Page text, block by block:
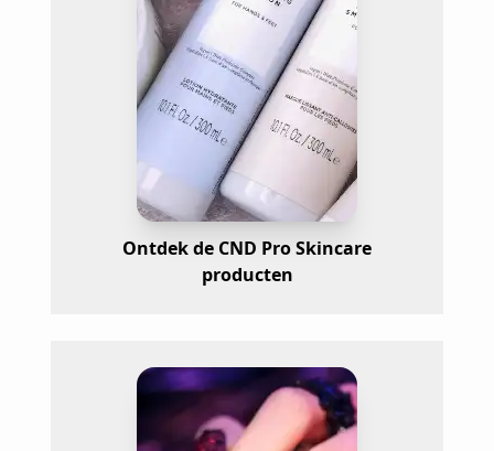
Ontdek de CND Pro Skincare
producten